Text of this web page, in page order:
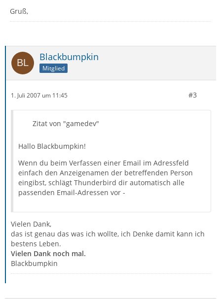
Gruß,
Blackbumpkin
Mitglied
1. Juli 2007 um 11:45 #3
Zitat von "gamedev"
Hallo Blackbumpkin!
Wenn du beim Verfassen einer Email im Adressfeld
einfach den Anzeigenamen der betreffenden Person
eingibst, schlägt Thunderbird dir automatisch alle
passenden Email-Adressen vor -
Vielen Dank,
das ist genau das was ich wollte, ich Denke damit kann ich
bestens Leben.
Vielen Dank noch mal.
Blackbumpkin